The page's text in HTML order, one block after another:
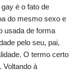
é o fato de
do mesmo sexo e
usada de forma
pelo seu, pai,
O termo certo
Voltando à